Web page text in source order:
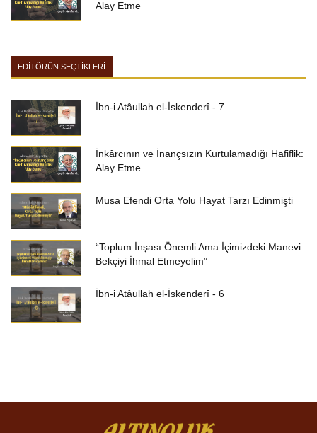
Alay Etme
EDİTÖRÜN SEÇTİKLERİ
İbn-i Atâullah el-İskenderî - 7
İnkârcının ve İnançsızın Kurtulamadığı Hafiflik:
Alay Etme
Musa Efendi Orta Yolu Hayat Tarzı Edinmişti
“Toplum İnşası Önemli Ama İçimizdeki Manevi
Bekçiyi İhmal Etmeyelim”
İbn-i Atâullah el-İskenderî - 6